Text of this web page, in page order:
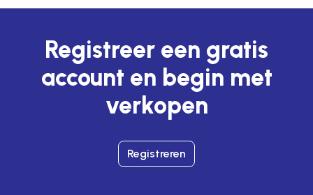
Registreer een gratis
account en begin met
verkopen
Registreren